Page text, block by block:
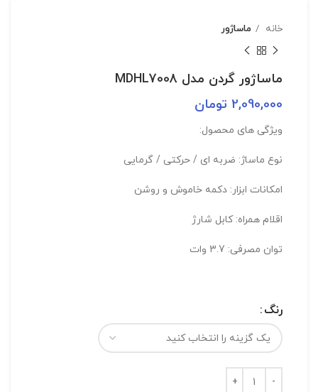
خانه ماساژور
ماساژور گردن مدل MDHL7008
2,090,000 تومان
ویژگی های محصول:
نوع ماساژ: ضربه ای / حرکتی / گرمایی
امکانات ابزار: دکمه خاموش و روشن
اقلام همراه: کابل شارژ
توان مصرفی: 3.7 وات
رنگ